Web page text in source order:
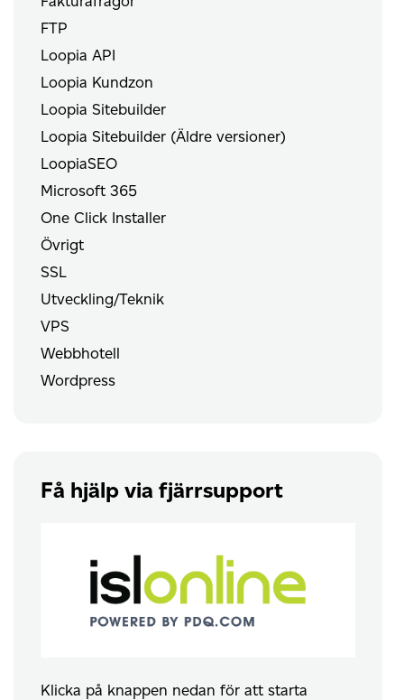
FTP
Loopia API
Loopia Kundzon
Loopia Sitebuilder
Loopia Sitebuilder (Äldre versioner)
LoopiaSEO
Microsoft 365
One Click Installer
Övrigt
SSL
Utveckling/Teknik
VPS
Webbhotell
Wordpress
Få hjälp via fjärrsupport
Klicka på knappen nedan för att starta